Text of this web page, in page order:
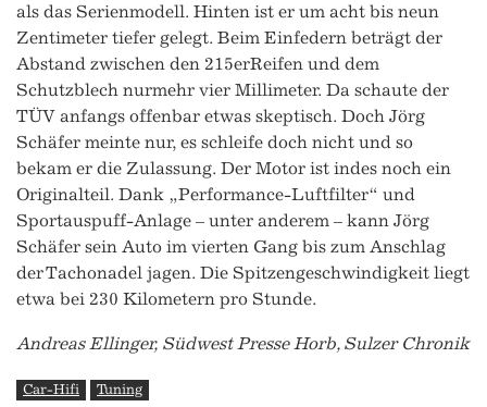
als das Serienmodell. Hinten ist er um acht bis neun
Zentimeter tiefer gelegt. Beim Einfedern beträgt der
Abstand zwischen den 215erReifen und dem
Schutzblech nurmehr vier Millimeter. Da schaute der
TÜV anfangs offenbar etwas skeptisch. Doch Jörg
Schäfer meinte nur, es schleife doch nicht und so
bekam er die Zulassung. Der Motor ist indes noch ein
Originalteil. Dank „Performance-Luftfilter“ und
Sportauspuff-Anlage – unter anderem – kann Jörg
Schäfer sein Auto im vierten Gang bis zum Anschlag
der Tachonadel jagen. Die Spitzengeschwindigkeit liegt
etwa bei 230 Kilometern pro Stunde.
Andreas Ellinger, Südwest Presse Horb, Sulzer Chronik
Car-Hifi Tuning